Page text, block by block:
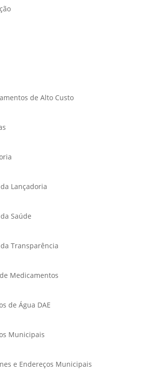
de Alto Custo
Lançadoria
Saúde
Transparência
Medicamentos
de Água DAE
Municipais
e Endereços Municipais